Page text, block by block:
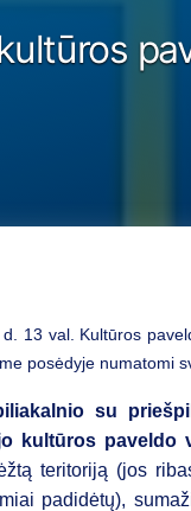
13 val. Kultūros
posėdyje numatomi
su
kultūros paveldo
teritoriją (jos
padidėtų),